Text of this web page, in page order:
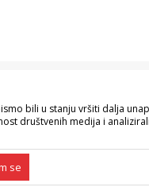
i samih cijena, ali ne
da su dostupni u svakom
, IzradaNB SOFT. Sva
bili u stanju vršiti dalja
društvenih medija i
se